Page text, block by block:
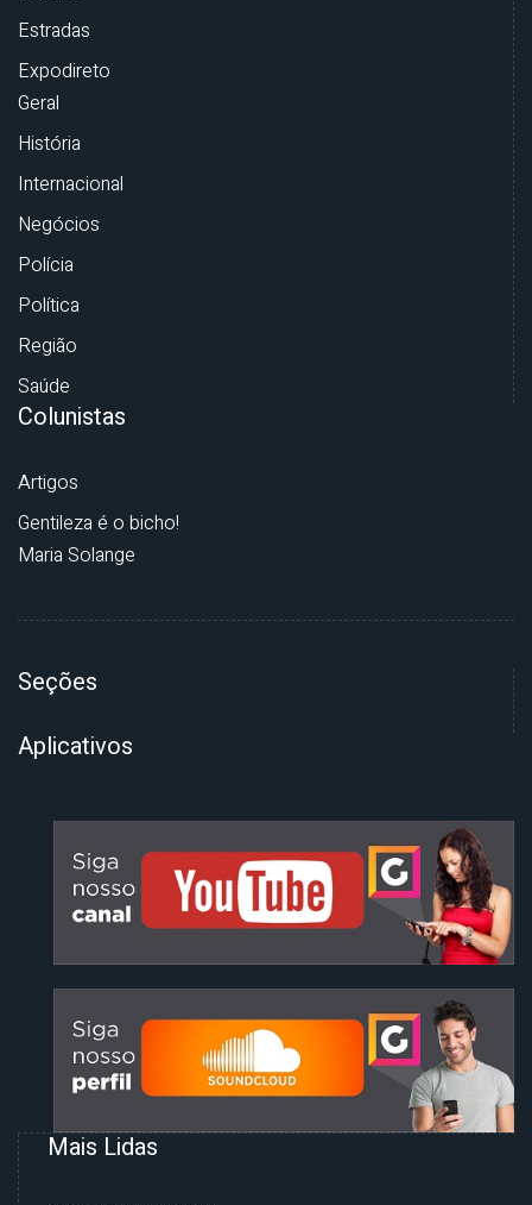
Estradas
Expodireto
Geral
História
Internacional
Negócios
Polícia
Política
Região
Saúde
Colunistas
Artigos
Gentileza é o bicho!
Maria Solange
Seções
Aplicativos
Mais Lidas